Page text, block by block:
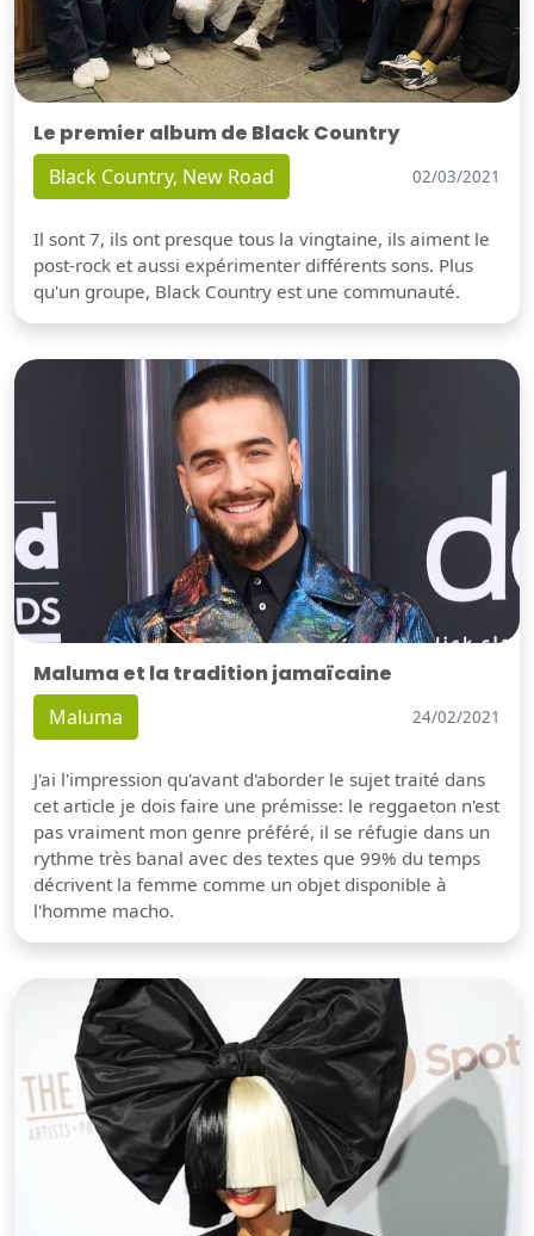
Le premier album de Black Country
Black Country, New Road 02/03/2021
Il sont 7, ils ont presque tous la vingtaine, ils aiment le
post-rock et aussi expérimenter différents sons. Plus
qu'un groupe, Black Country est une communauté.
Maluma et la tradition jamaïcaine
Maluma 24/02/2021
J'ai l'impression qu'avant d'aborder le sujet traité dans
cet article je dois faire une prémisse: le reggaeton n'est
pas vraiment mon genre préféré, il se réfugie dans un
rythme très banal avec des textes que 99% du temps
décrivent la femme comme un objet disponible à
l'homme macho.